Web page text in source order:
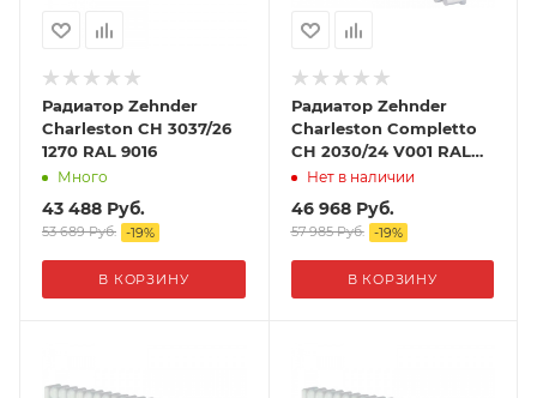
Радиатор Zehnder
Charleston CH 3037/26
1270 RAL 9016
Много
43 488 Руб.
53 689Руб. -19%
В КОРЗИНУ
Радиатор Zehnder
Charleston Completto
CH 2030/24 V001 RAL
9016Нет в наличии
46 968Руб.
57 985Руб. -19%
В КОРЗИНУ